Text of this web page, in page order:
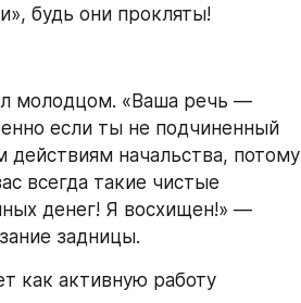
будь они прокляты!
молодцом. «Ваша речь —
если ты не подчиненный
начальства, потому
всегда такие чистые
денег! Я восхищен!» —
задницы.
как активную работу